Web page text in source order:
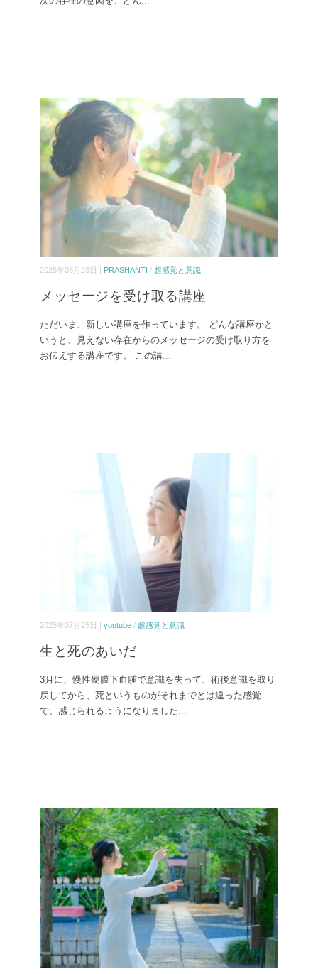
2025年08月23日 | PRASHANTI / 超感覚と意識
メッセージを受け取る講座
ただいま、新しい講座を作っています。 どんな講座かと
いうと、見えない存在からのメッセージの受け取り方を
お伝えする講座です。 この講...
2025年07月25日 | youtube / 超感覚と意識
生と死のあいだ
3月に、慢性硬膜下血腫で意識を失って、術後意識を取り
戻してから、死というものがそれまでとは違った感覚
で、感じられるようになりました...